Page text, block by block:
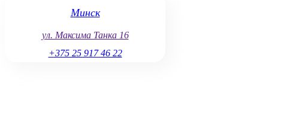
Минск
ул. Максима Танка 16
+375 25 917 46 22